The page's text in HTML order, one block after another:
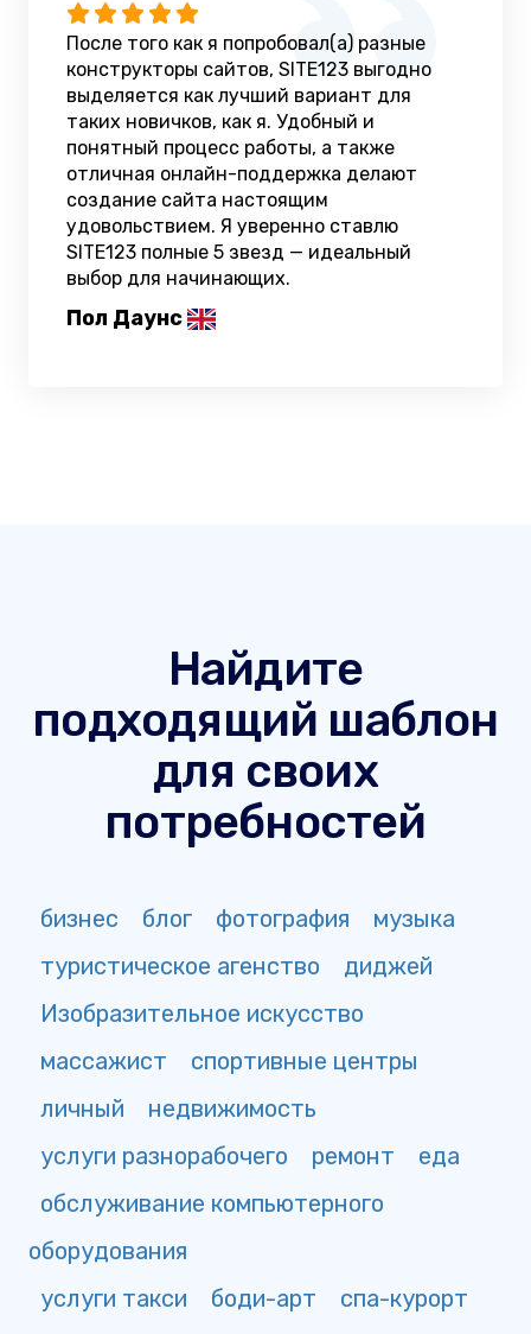
После того как я попробовал(а) разные
конструкторы сайтов, SITE123 выгодно
выделяется как лучший вариант для
таких новичков, как я. Удобный и
понятный процесс работы, а также
отличная онлайн-поддержка делают
создание сайта настоящим
удовольствием. Я уверенно ставлю
SITE123 полные 5 звезд — идеальный
выбор для начинающих.
Пол Даунс
Найдите
подходящий шаблон
для своих
потребностей
бизнес блог фотография
музыка
туристическое агенство
диджей
Изобразительное искусство
массажист
спортивные центры
личный
недвижимость
услуги разнорабочего
ремонт
еда
обслуживание компьютерного
оборудования
услуги такси
боди-арт
спа-курорт